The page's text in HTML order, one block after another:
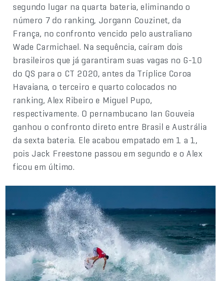
segundo lugar na quarta bateria, eliminando o
número 7 do ranking, Jorgann Couzinet, da
França, no confronto vencido pelo australiano
Wade Carmichael. Na sequência, caíram dois
brasileiros que já garantiram suas vagas no G-10
do QS para o CT 2020, antes da Tríplice Coroa
Havaiana, o terceiro e quarto colocados no
ranking, Alex Ribeiro e Miguel Pupo,
respectivamente. O pernambucano Ian Gouveia
ganhou o confronto direto entre Brasil e Austrália
da sexta bateria. Ele acabou empatado em 1 a 1,
pois Jack Freestone passou em segundo e o Alex
ficou em último.